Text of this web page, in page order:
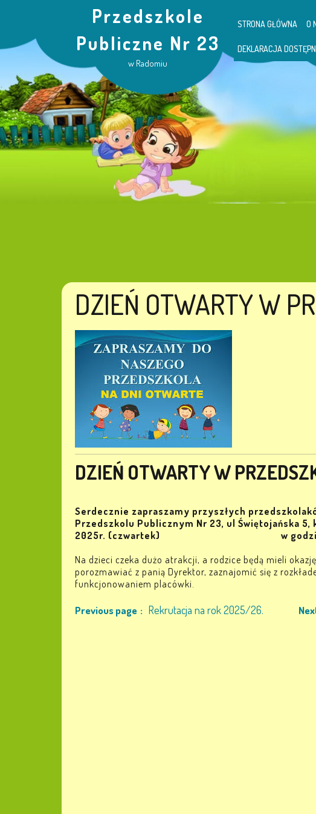
Przedszkole
Publiczne Nr 23
w Radomiu
STRONA GŁÓWNA O
DEKLARACJA
DZIEŃ OTWARTY W
DZIEŃ OTWARTY W
Serdecznie zapraszamy przyszłych
Przedszkolu Publicznym Nr 23, ul Świętojańska
2025r. (czwartek)
w
Na dzieci czeka dużo atrakcji, a rodzice będą mieli
porozmawiać z panią Dyrektor, zaznajomić się z
funkcjonowaniem placówki.
Previous page Rekrutacja na rok 2025/26.